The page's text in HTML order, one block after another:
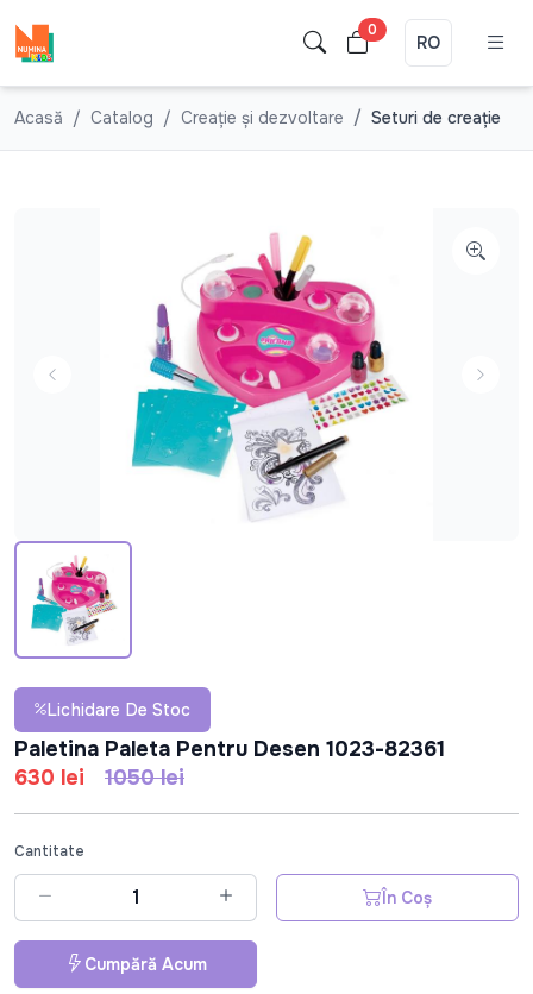
0
RO
Acasă Catalog Creație și dezvoltare Seturi de creație
Lichidare De Stoc
Paletina Paleta Pentru Desen 1023-82361
630 lei
1050 lei
Cantitate
În Coș
Cumpără Acum